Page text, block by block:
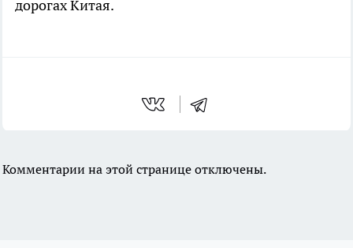
дорогах Китая.
Комментарии на этой странице отключены.